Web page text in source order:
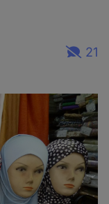
21